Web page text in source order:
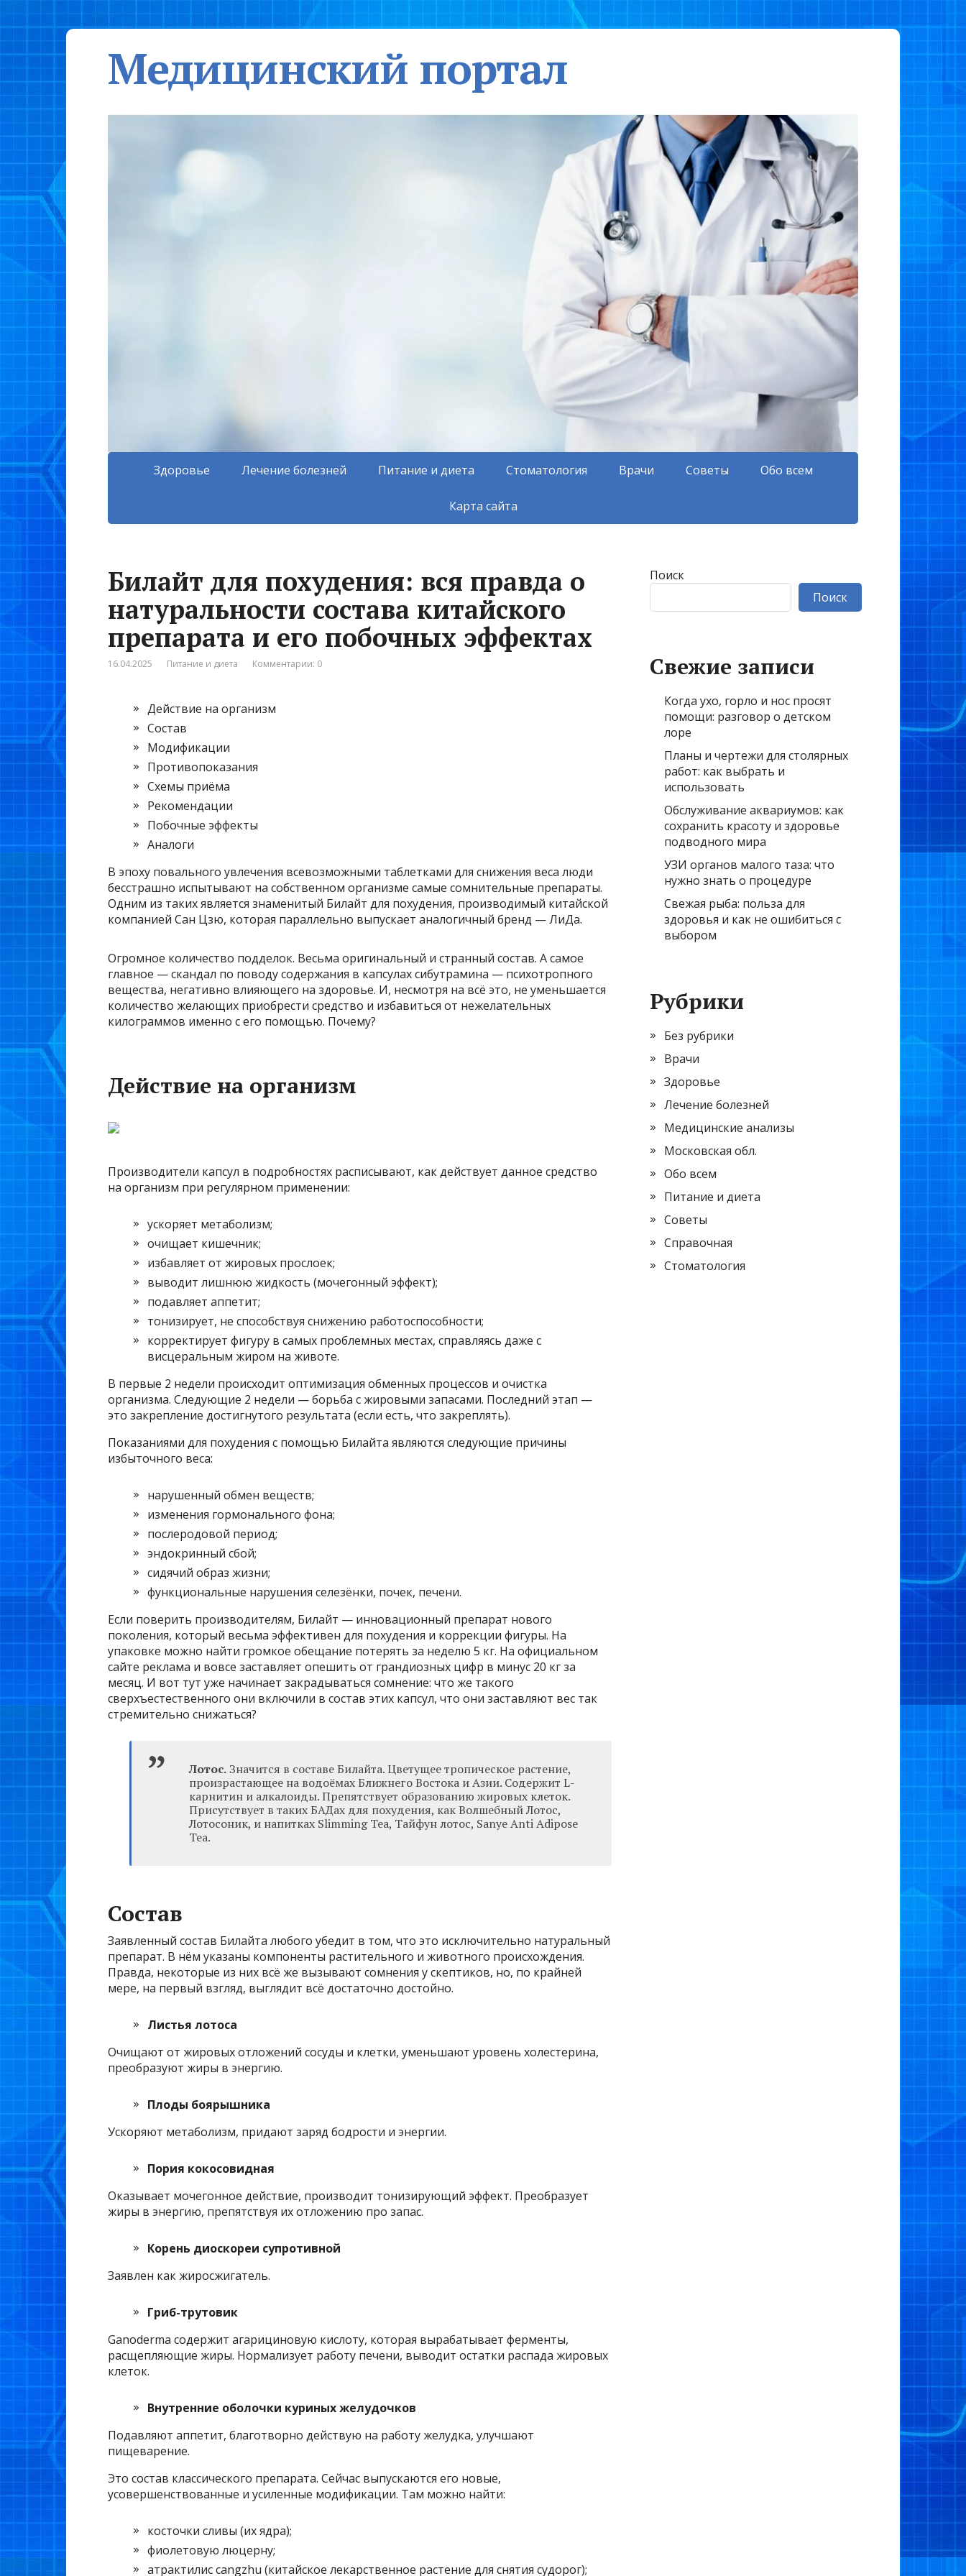
Медицинский портал
Здоровье Лечение болезней Питание и диета Стоматология Врачи Советы Обо всем
Карта сайта
Билайт для похудения: вся правда о
натуральности состава китайского
препарата и его побочных эффектах
16.04.2025 Питание и диета Комментарии: 0
Действие на организм
Состав
Модификации
Противопоказания
Схемы приёма
Рекомендации
Побочные эффекты
Аналоги
В эпоху повального увлечения всевозможными таблетками для снижения веса люди
бесстрашно испытывают на собственном организме самые сомнительные препараты.
Одним из таких является знаменитый Билайт для похудения, производимый китайской
компанией Сан Цзю, которая параллельно выпускает аналогичный бренд — ЛиДа.
Огромное количество подделок. Весьма оригинальный и странный состав. А самое
главное — скандал по поводу содержания в капсулах сибутрамина — психотропного
вещества, негативно влияющего на здоровье. И, несмотря на всё это, не уменьшается
количество желающих приобрести средство и избавиться от нежелательных
килограммов именно с его помощью. Почему?
Действие на организм
Производители капсул в подробностях расписывают, как действует данное средство
на организм при регулярном применении:
ускоряет метаболизм;
очищает кишечник;
избавляет от жировых прослоек;
выводит лишнюю жидкость (мочегонный эффект);
подавляет аппетит;
тонизирует, не способствуя снижению работоспособности;
корректирует фигуру в самых проблемных местах, справляясь даже с
висцеральным жиром на животе.
В первые 2 недели происходит оптимизация обменных процессов и очистка
организма. Следующие 2 недели — борьба с жировыми запасами. Последний этап —
это закрепление достигнутого результата (если есть, что закреплять).
Показаниями для похудения с помощью Билайта являются следующие причины
избыточного веса:
нарушенный обмен веществ;
изменения гормонального фона;
послеродовой период;
эндокринный сбой;
сидячий образ жизни;
функциональные нарушения селезёнки, почек, печени.
Если поверить производителям, Билайт — инновационный препарат нового
поколения, который весьма эффективен для похудения и коррекции фигуры. На
упаковке можно найти громкое обещание потерять за неделю 5 кг. На официальном
сайте реклама и вовсе заставляет опешить от грандиозных цифр в минус 20 кг за
месяц. И вот тут уже начинает закрадываться сомнение: что же такого
сверхъестественного они включили в состав этих капсул, что они заставляют вес так
стремительно снижаться?
Лотос.Значится в составе Билайта. Цветущее тропическое растение,
произрастающее на водоёмах Ближнего Востока и Азии. Содержит L-
карнитин и алкалоиды. Препятствует образованию жировых клеток.
Присутствует в таких БАДах для похудения, как Волшебный Лотос,
Лотосоник, и напитках Slimming Tea, Тайфун лотос, Sanye Anti Adipose
Tea.
Состав
Заявленный состав Билайта любого убедит в том, что это исключительно натуральный
препарат. В нём указаны компоненты растительного и животного происхождения.
Правда, некоторые из них всё же вызывают сомнения у скептиков, но, по крайней
мере, на первый взгляд, выглядит всё достаточно достойно.
Листья лотоса
Очищают от жировых отложений сосуды и клетки, уменьшают уровень холестерина,
преобразуют жиры в энергию.
Плоды боярышника
Ускоряют метаболизм, придают заряд бодрости и энергии.
Пория кокосовидная
Оказывает мочегонное действие, производит тонизирующий эффект. Преобразует
жиры в энергию, препятствуя их отложению про запас.
Корень диоскореи супротивной
Заявлен как жиросжигатель.
Гриб-трутовик
Ganoderma содержит агарициновую кислоту, которая вырабатывает ферменты,
расщепляющие жиры. Нормализует работу печени, выводит остатки распада жировых
клеток.
Внутренние оболочки куриных желудочков
Подавляют аппетит, благотворно действую на работу желудка, улучшают
пищеварение.
Это состав классического препарата. Сейчас выпускаются его новые,
усовершенствованные и усиленные модификации. Там можно найти:
косточки сливы (их ядра);
фиолетовую люцерну;
атрактилис cangzhu (китайское лекарственное растение для снятия судорог);
Поиск
Поиск
Свежие записи
Когда ухо, горло и нос просят
помощи: разговор о детском
лоре
Планы и чертежи для столярных
работ: как выбрать и
использовать
Обслуживание аквариумов: как
сохранить красоту и здоровье
подводного мира
УЗИ органов малого таза: что
нужно знать о процедуре
Свежая рыба: польза для
здоровья и как не ошибиться с
выбором
Рубрики
Без рубрики
Врачи
Здоровье
Лечение болезней
Медицинские анализы
Московская обл.
Обо всем
Питание и диета
Советы
Справочная
Стоматология